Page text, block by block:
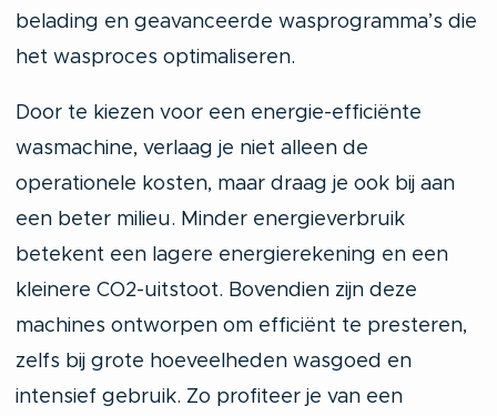
belading en geavanceerde wasprogramma’s die
het wasproces optimaliseren.
Door te kiezen voor een energie-efficiënte
wasmachine, verlaag je niet alleen de
operationele kosten, maar draag je ook bij aan
een beter milieu. Minder energieverbruik
betekent een lagere energierekening en een
kleinere CO2-uitstoot. Bovendien zijn deze
machines ontworpen om efficiënt te presteren,
zelfs bij grote hoeveelheden wasgoed en
intensief gebruik. Zo profiteer je van een